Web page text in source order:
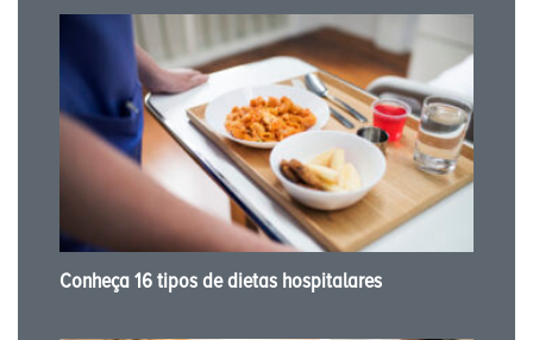
Conheça 16 tipos de dietas hospitalares